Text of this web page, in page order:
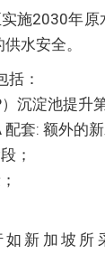
施2030年原
水安全。
括：
沉淀池提升
套: 额外的
；
如新加坡所